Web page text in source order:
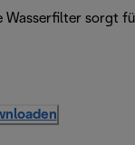
sorgt